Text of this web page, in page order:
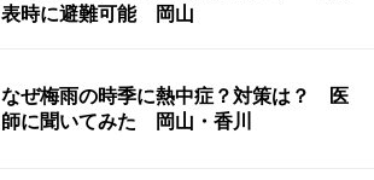
表時に避難可能 岡山
なぜ梅雨の時季に熱中症？対策は？ 医
師に聞いてみた 岡山・香川